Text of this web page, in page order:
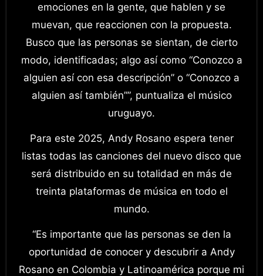
emociones en la gente, que hablen y se
muevan, que reaccionen con la propuesta.
Busco que las personas se sientan, de cierto
modo, identificadas; algo así como “Conozco a
alguien así con esa descripción” o “Conozco a
alguien así también””, puntualiza el músico
uruguayo.
Para este 2025, Andy Rosano espera tener
listas todas las canciones del nuevo disco que
será distribuido en su totalidad en más de
treinta plataformas de música en todo el
mundo.
“Es importante que las personas se den la
oportunidad de conocer y descubrir a Andy
Rosano en Colombia y Latinoamérica porque mi